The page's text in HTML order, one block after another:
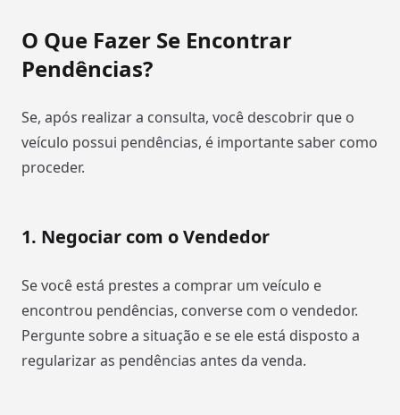
O Que Fazer Se Encontrar
Pendências?
Se, após realizar a consulta, você descobrir que o
veículo possui pendências, é importante saber como
proceder.
1. Negociar com o Vendedor
Se você está prestes a comprar um veículo e
encontrou pendências, converse com o vendedor.
Pergunte sobre a situação e se ele está disposto a
regularizar as pendências antes da venda.